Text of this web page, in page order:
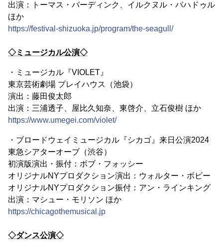
出演：トーマス・バーディンク、イルクヌル・バハドゥル
ほか
https://festival-shizuoka.jp/program/the-seagull/
◇ミュージカル公演◇
・ミュージカル『VIOLET』
東京芸術劇場 プレイハウス（池袋）
演出：藤田俊太郎
出演：三浦透子、屋比久知奈、東啓介、立石俊樹 ほか
https://www.umegei.com/violet/
・ブロードウェイミュージカル『シカゴ』来日公演2024
東急シアターオーブ（渋谷）
初演版演出・振付：ボブ・フォッシー
オリジナルNYプロダクション演出：ウォルター・ボビー
オリジナルNYプロダクション振付：アン・ラインキング
出演：マシュー・モリソン ほか
https://chicagothemusical.jp
◇ダンス公演◇